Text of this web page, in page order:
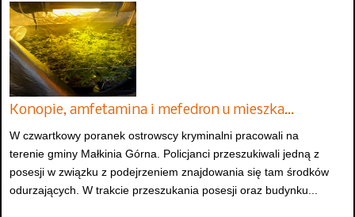
Konopie, amfetamina i mefedron u mieszka…
W czwartkowy poranek ostrowscy kryminalni pracowali na
terenie gminy Małkinia Górna. Policjanci przeszukiwali jedną z
posesji w związku z podejrzeniem znajdowania się tam środków
odurzających. W trakcie przeszukania posesji oraz budynku...